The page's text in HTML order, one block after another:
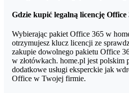
Gdzie kupić legalną licencję
Wybierając pakiet Office 365 w
otrzymujesz klucz licencji ze
zakupie dowolnego pakietu Office
w złotówkach. home.pl jest polskim
dodatkowe usługi eksperckie jak
Office w Twojej firmie.